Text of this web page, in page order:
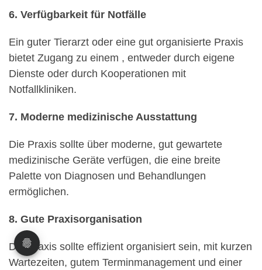
6. Verfügbarkeit für Notfälle
Ein guter Tierarzt oder eine gut organisierte Praxis
bietet Zugang zu einem , entweder durch eigene
Dienste oder durch Kooperationen mit
Notfallkliniken.
7. Moderne medizinische Ausstattung
Die Praxis sollte über moderne, gut gewartete
medizinische Geräte verfügen, die eine breite
Palette von Diagnosen und Behandlungen
ermöglichen.
8. Gute Praxisorganisation
Die Praxis sollte effizient organisiert sein, mit kurzen
Wartezeiten, gutem Terminmanagement und einer